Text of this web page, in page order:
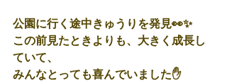
公園に行く途中きゅうりを発見👀✨
この前見たときよりも、大きく成長し
ていて、
みんなとっても喜んでいました✋